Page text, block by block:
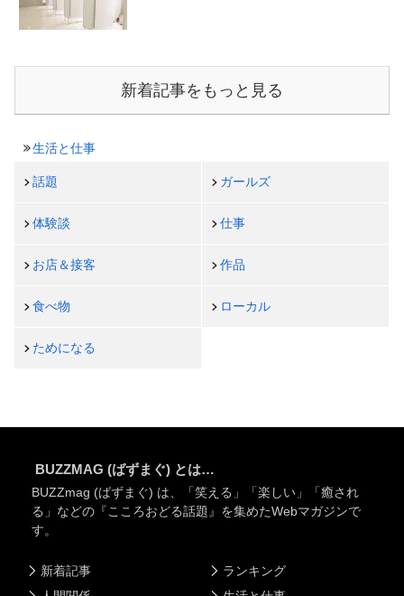
新着記事をもっと見る
生活と仕事
話題 ガールズ
体験談 仕事
お店＆接客 作品
食べ物 ローカル
ためになる
BUZZMAG (ばずまぐ) とは…
BUZZmag (ばずまぐ) は、「笑える」「楽しい」「癒され
る」などの『こころおどる話題』を集めたWebマガジンで
す。
新着記事
ランキング